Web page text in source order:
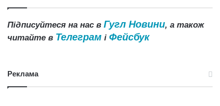
Підписуйтеся на нас в Гугл Новини, а також
читайте в Телеграм і Фейсбук
Реклама